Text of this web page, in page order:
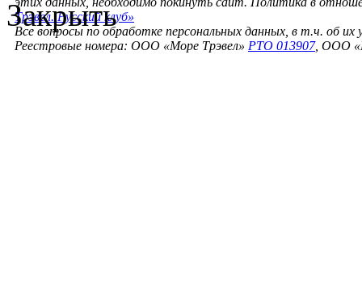
Трэвел. Русский клуб»
Все вопросы по обработке персональных данных, в т.ч. об их
Реестровые номера: ООО «Море Трэвел» РТО 013907, ООО
Закрыть